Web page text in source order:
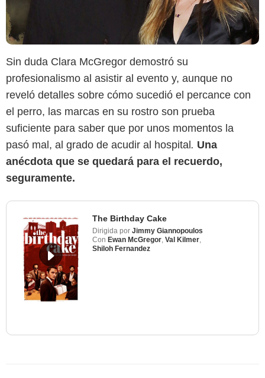
Sin duda Clara McGregor demostró su
profesionalismo al asistir al evento y, aunque no
reveló detalles sobre cómo sucedió el percance con
el perro, las marcas en su rostro son prueba
suficiente para saber que por unos momentos la
pasó mal, al grado de acudir al hospital . Una
anécdota que se quedará para el recuerdo,
seguramente.
The Birthday Cake
Dirigida por Jimmy Giannopoulos
Con Ewan McGregor, Val Kilmer,
Shiloh Fernandez